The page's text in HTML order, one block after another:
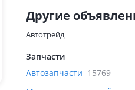
Другие
Автотрейд
Запчасти
Автозапчасти 15769